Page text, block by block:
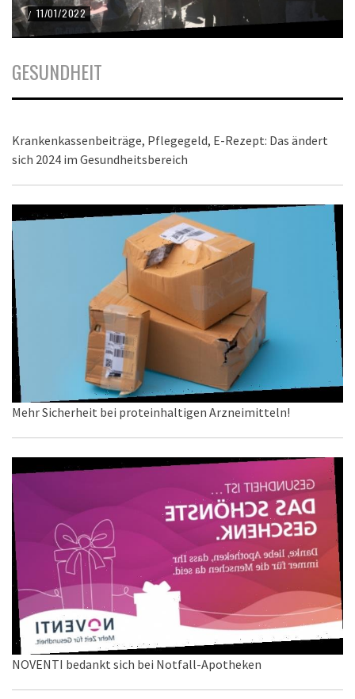
/ 11/01/2022
GESUNDHEIT
Krankenkassenbeiträge, Pflegegeld, E-Rezept: Das ändert
sich 2024 im Gesundheitsbereich
Mehr Sicherheit bei proteinhaltigen Arzneimitteln!
NOVENTI bedankt sich bei Notfall-Apotheken